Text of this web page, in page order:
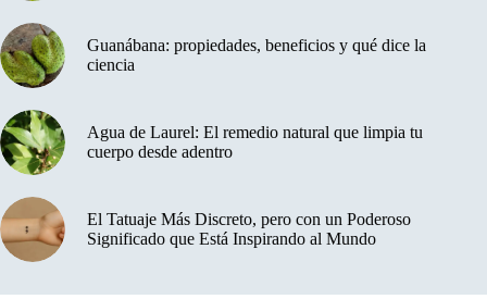
Guanábana: propiedades, beneficios y qué dice la
ciencia
Agua de Laurel: El remedio natural que limpia tu
cuerpo desde adentro
El Tatuaje Más Discreto, pero con un Poderoso
Significado que Está Inspirando al Mundo